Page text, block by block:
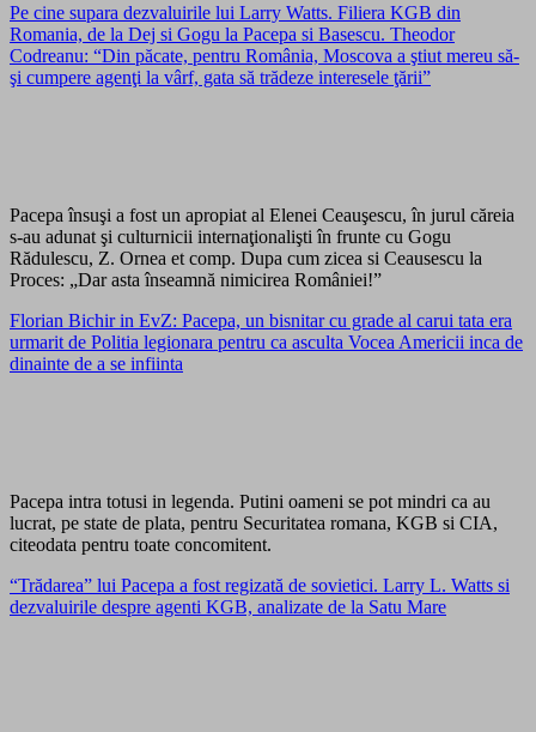
Pe cine supara dezvaluirile lui Larry Watts. Filiera KGB din
Romania, de la Dej si Gogu la Pacepa si Basescu. Theodor
Codreanu: “Din păcate, pentru România, Moscova a ştiut mereu să-
şi cumpere agenţi la vârf, gata să trădeze interesele ţării”
Pacepa însuşi a fost un apropiat al Elenei Ceauşescu, în jurul căreia
s-au adunat şi culturnicii internaţionalişti în frunte cu Gogu
Rădulescu, Z. Ornea et comp. Dupa cum zicea si Ceausescu la
Proces: „Dar asta înseamnă nimicirea României!”
Florian Bichir in EvZ: Pacepa, un bisnitar cu grade al carui tata era
urmarit de Politia legionara pentru ca asculta Vocea Americii inca de
dinainte de a se infiinta
Pacepa intra totusi in legenda. Putini oameni se pot mindri ca au
lucrat, pe state de plata, pentru Securitatea romana, KGB si CIA,
citeodata pentru toate concomitent.
“Trădarea” lui Pacepa a fost regizată de sovietici. Larry L. Watts si
dezvaluirile despre agenti KGB, analizate de la Satu Mare